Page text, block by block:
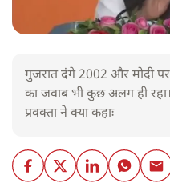
गुजरात दंगे 2002 और मोदी पर
का जवाब भी कुछ अलग ही
प्रवक्ता ने क्या कहाः